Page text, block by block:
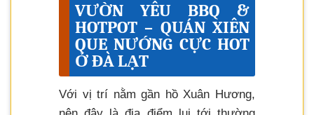
VƯỜN YÊU BBQ &
HOTPOT – QUÁN XIÊN
QUE NƯỚNG CỰC HOT
Ở ĐÀ LẠT
Với vị trí nằm gần hồ Xuân Hương,